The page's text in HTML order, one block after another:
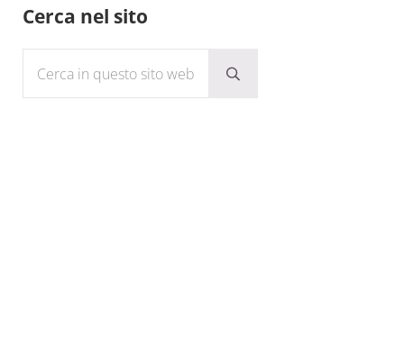
Sidebar
Cerca nel sito
Submit search